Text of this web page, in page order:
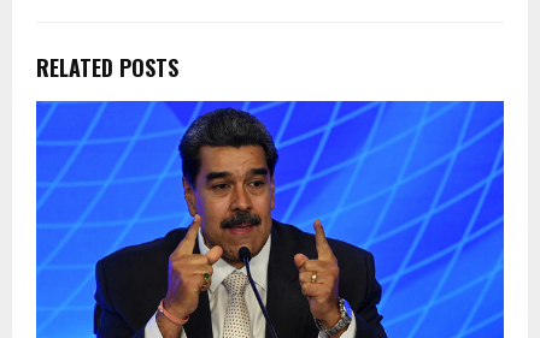
RELATED POSTS